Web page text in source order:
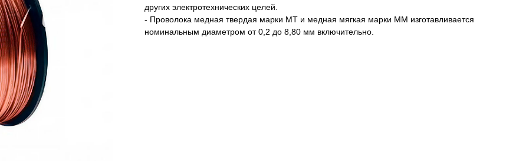
других электротехнических целей.
- Проволока медная твердая марки МТ и медная мягкая марки ММ изготавливается
номинальным диаметром от 0,2 до 8,80 мм включительно.